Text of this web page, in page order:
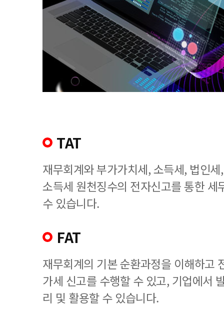
TAT
재무회계와 부가가치세, 소득세, 법인
소득세 원천징수의 전자신고를 통한 세
수 있습니다.
FAT
재무회계의 기본 순환과정을 이해하고
가세 신고를 수행할 수 있고, 기업에서
리 및 활용할 수 있습니다.